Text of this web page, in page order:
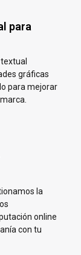
para
gráficas
para mejorar
la
online
con tu